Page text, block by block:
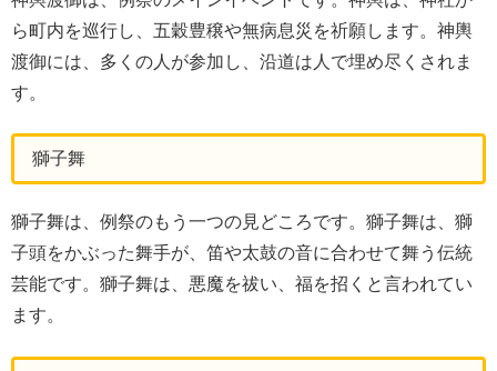
ら町内を巡行し、五穀豊穣や無病息災を祈願します。神輿
渡御には、多くの人が参加し、沿道は人で埋め尽くされま
す。
獅子舞
獅子舞は、例祭のもう一つの見どころです。獅子舞は、獅
子頭をかぶった舞手が、笛や太鼓の音に合わせて舞う伝統
芸能です。獅子舞は、悪魔を祓い、福を招くと言われてい
ます。